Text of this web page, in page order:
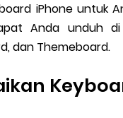
iPhone untuk
Anda unduh
dan Themeboard.